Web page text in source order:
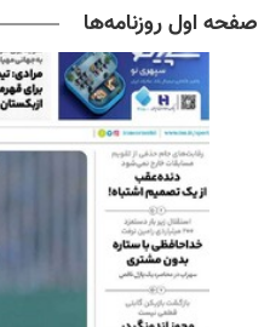
صفحه اول روزنامه‌ها